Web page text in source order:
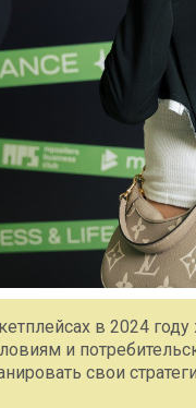
в 2024
и
свои